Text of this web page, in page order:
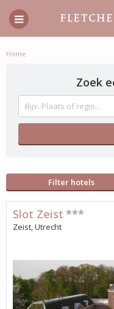
Home
Zoek
Filter hotels
Slot Zeist ***
Zeist, Utrecht